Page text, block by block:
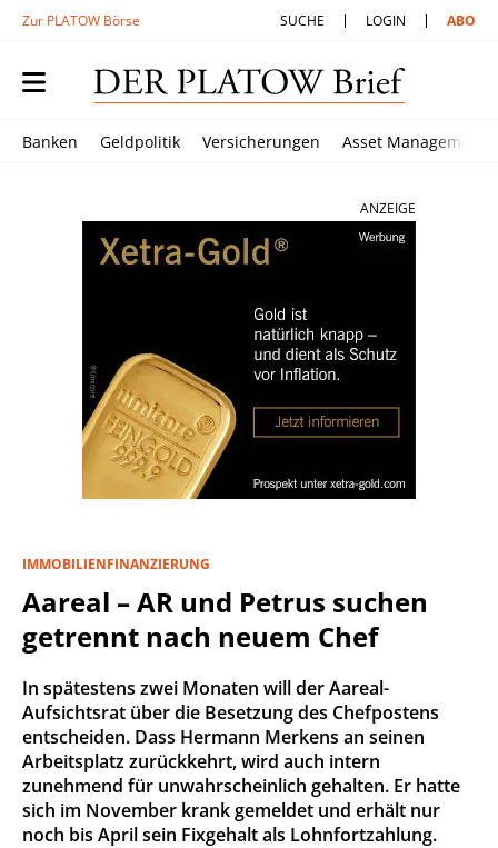
Zur PLATOW Börse SUCHE LOGIN ABO
Banken Geldpolitik Versicherungen Asset Management
ANZEIGE
IMMOBILIENFINANZIERUNG
Aareal – AR und Petrus suchen
getrennt nach neuem Chef
In spätestens zwei Monaten will der Aareal-
Aufsichtsrat über die Besetzung des Chefpostens
entscheiden. Dass Hermann Merkens an seinen
Arbeitsplatz zurückkehrt, wird auch intern
zunehmend für unwahrscheinlich gehalten. Er hatte
sich im November krank gemeldet und erhält nur
noch bis April sein Fixgehalt als Lohnfortzahlung.